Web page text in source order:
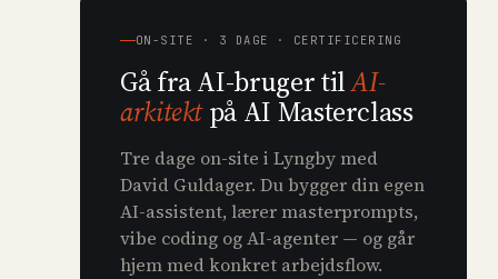
ON-SITE · 3 DAGE · CERTIFICERING
Gå fra AI-bruger tilAI-
arkitekt på AI Masterclass
Tre dage on-site i Lyngby med
David Guldager. Du bygger din egen
AI-assistent, lærer masterprompts,
vibe coding og AI-agenter — og går
hjem med konkret arbejdsflow.